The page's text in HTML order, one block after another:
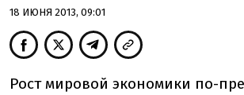
18 ИЮНЯ 2013, 09:01
Рост мировой экономики по-